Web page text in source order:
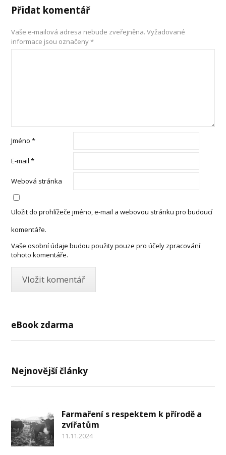
Přidat komentář
Vaše e-mailová adresa nebude zveřejněna. Vyžadované
informace jsou označeny*
Jméno*
E-mail*
Webová stránka
Uložit do prohlížeče jméno, e-mail a webovou stránku pro budoucí
komentáře.
Vaše osobní údaje budou použity pouze pro účely zpracování
tohoto komentáře.
eBook zdarma
Nejnovější články
Farmaření s respektem k přírodě a
zvířatům
11.11.2024